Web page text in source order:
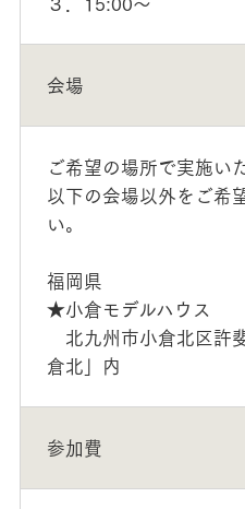
会場
ご希望の場所で実施い
以下の会場以外をご希
い。
福岡県
★小倉モデルハウス
北九州市小倉北区許
倉北」内
参加費